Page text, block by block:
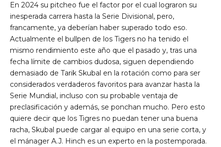
En 2024 su pitcheo fue el factor por el cual lograron su
inesperada carrera hasta la Serie Divisional, pero,
francamente, ya deberían haber superado todo eso.
Actualmente el bullpen de los Tigers no ha tenido el
mismo rendimiento este año que el pasado y, tras una
fecha límite de cambios dudosa, siguen dependiendo
demasiado de Tarik Skubal en la rotación como para ser
considerados verdaderos favoritos para avanzar hasta la
Serie Mundial, incluso con su probable ventaja de
preclasificación y además, se ponchan mucho. Pero esto
quiere decir que los Tigres no puedan tener una buena
racha, Skubal puede cargar al equipo en una serie corta, y
el mánager A.J. Hinch es un experto en la postemporada.